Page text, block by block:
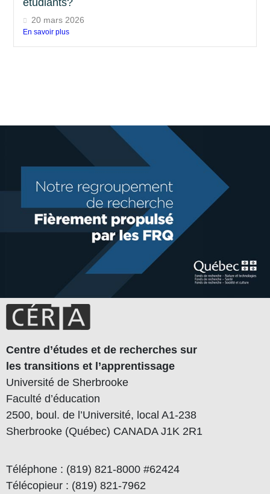
20 mars 2026
En savoir plus
Centre d’études et de recherches sur
les transitions et l’apprentissage
Université de Sherbrooke
Faculté d’éducation
2500, boul. de l’Université, local A1-238
Sherbrooke (Québec) CANADA J1K 2R1
Téléphone : (819) 821-8000 #62424
Télécopieur : (819) 821-7962